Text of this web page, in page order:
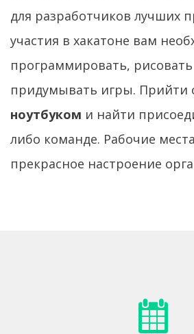
для разработчиков лучших
участия в хакатоне вам
программировать,
придумывать игры. Прийти
ноутбуком и найти
либо команде. Рабочие
прекрасное настроение